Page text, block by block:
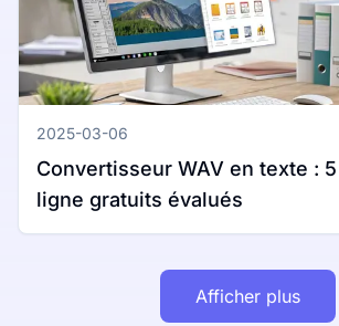
2025-03-06
Convertisseur WAV en texte :
ligne gratuits évalués
Afficher plus